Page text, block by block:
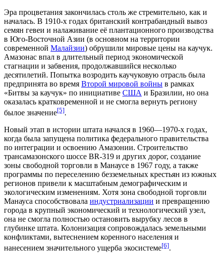
Эра процветания закончилась столь же стремительно, как и
началась. В 1910-х годах британский контрабандный вывоз
семян гевеи и налаживание её плантационного производства
в Юго-Восточной Азии (в основном на территории
современной Малайзии) обрушили мировые цены на каучук.
Амазонас впал в длительный период экономической
стагнации и забвения, продолжавшийся несколько
десятилетий. Попытка возродить каучуковую отрасль была
предпринята во время Второй мировой войны в рамках
«Битвы за каучук» по инициативе США и Бразилии, но она
оказалась кратковременной и не смогла вернуть региону
былое значение[5].
Новый этап в истории штата начался в 1960—1970-х годах,
когда была запущена политика федерального правительства
по интеграции и освоению Амазонии. Строительство
трансамазонского шоссе BR-319 и других дорог, создание
зоны свободной торговли в Манаусе в 1967 году, а также
программы по переселению безземельных крестьян из южных
регионов привели к масштабным демографическим и
экологическим изменениям. Хотя зона свободной торговли
Манауса способствовала индустриализации и превращению
города в крупный экономический и технологический узел,
она не смогла полностью остановить вырубку лесов в
глубинке штата. Колонизация сопровождалась земельными
конфликтами, вытеснением коренного населения и
нанесением значительного ущерба экосистеме[6].